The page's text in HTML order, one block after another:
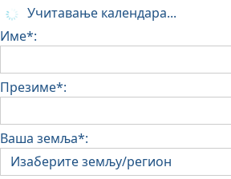
Учитавање календара...
Име*:
Презиме*:
Ваша земља*: